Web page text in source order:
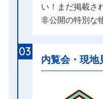
い！まだ掲載さ
非公開の特別な
03
内覧会・現地